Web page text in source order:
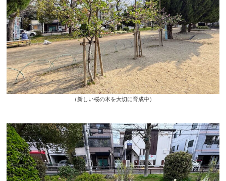
（新しい桜の木を大切に育成中）